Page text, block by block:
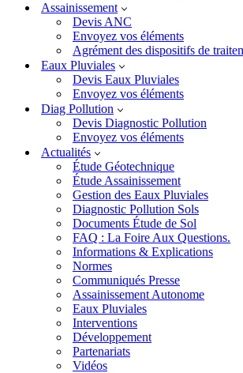
Assainissement
Devis ANC
Envoyez vos éléments
Agrément des dispositifs de
Eaux Pluviales
Devis Eaux Pluviales
Envoyez vos éléments
Diag Pollution
Devis Diagnostic Pollution
Envoyez vos éléments
Actualités
Étude Géotechnique
Étude Assainissement
Gestion des Eaux Pluviales
Diagnostic Pollution Sols
Documents Étude de Sol
FAQ : La Foire Aux Questions.
Informations & Explications
Normes
Communiqués Presse
Assainissement Autonome
Eaux Pluviales
Interventions
Développement
Partenariats
Vidéos